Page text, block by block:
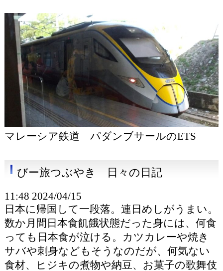
マレーシア鉄道 パダンブサールのETS
びー旅つぶやき 日々の日記
11:48 2024/04/15
日本に帰国して一段落。連日めしがうまい。
数か月間日本食飢餓状態だった身には、何食
っても日本食が泣ける。カツカレーや焼き
サバや刺身などもそうなのだが、何気ない
食材、ヒジキの煮物や納豆、お菓子の歌舞伎